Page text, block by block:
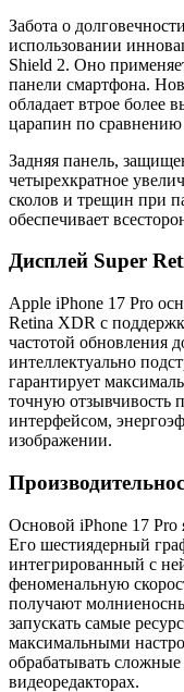
Забота о
использовании
Shield 2. Оно
панели смартфона.
обладает втрое более
царапин по
Задняя панель,
четырехкратное
сколов и трещин при
обеспечивает
Дисплей Super
Apple iPhone 17 Pro
Retina XDR с
частотой обновления
интеллектуально
гарантирует
точную отзывчивость
интерфейсом,
изображении.
Основой iPhone 17 Pro
Его шестиядерный
интегрированный с
феноменальную
получают
запускать самые
максимальными
обрабатывать
видеоредакторах.